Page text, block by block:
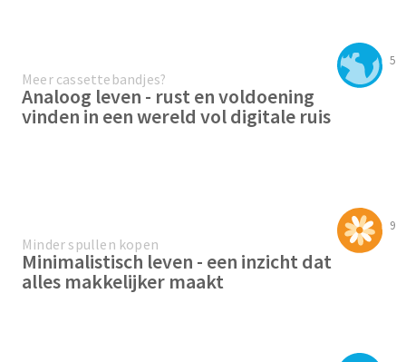
5
Meer cassettebandjes?
Analoog leven - rust en voldoening
vinden in een wereld vol digitale ruis
9
Minder spullen kopen
Minimalistisch leven - een inzicht dat
alles makkelijker maakt